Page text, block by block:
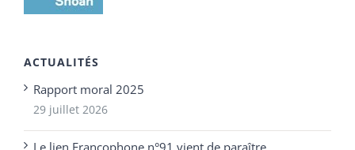
ACTUALITÉS
Rapport moral 2025
29 juillet 2026
Le lien Francophone n°91 vient de paraître